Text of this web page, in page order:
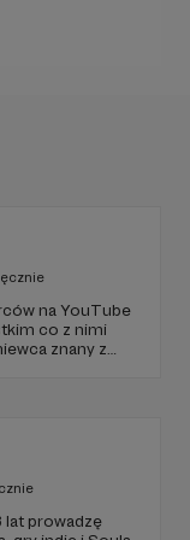
ustawienia
wycieczki w
eventów
trochę się
i streamy z
na YouTube
co z nimi
znany z
lat prowadzę